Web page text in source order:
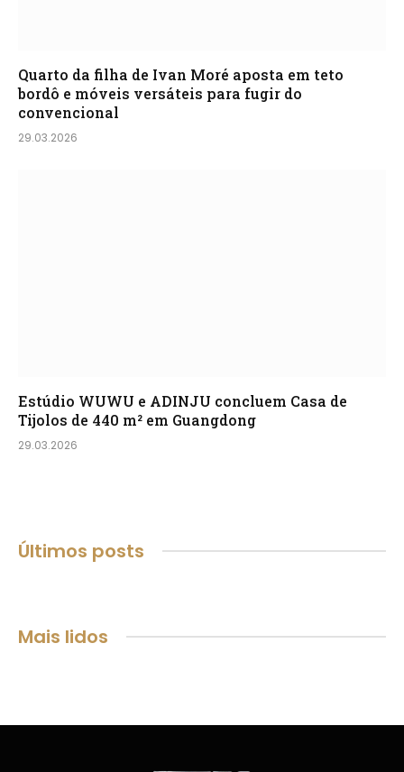
Quarto da filha de Ivan Moré aposta em teto
bordô e móveis versáteis para fugir do
convencional
29.03.2026
Estúdio WUWU e ADINJU concluem Casa de
Tijolos de 440 m² em Guangdong
29.03.2026
Últimos posts
Mais lidos